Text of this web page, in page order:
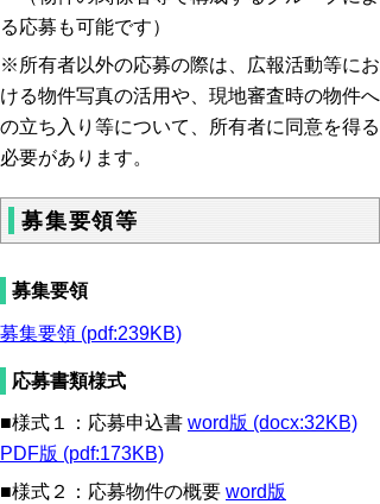
る応募も可能です）
※所有者以外の応募の際は、広報活動等にお
ける物件写真の活用や、現地審査時の物件へ
の立ち入り等について、所有者に同意を得る
必要があります。
募集要領等
募集要領
募集要領 (pdf:239KB)
応募書類様式
■様式１：応募申込書 word版 (docx:32KB)
PDF版 (pdf:173KB)
■様式２：応募物件の概要 word版